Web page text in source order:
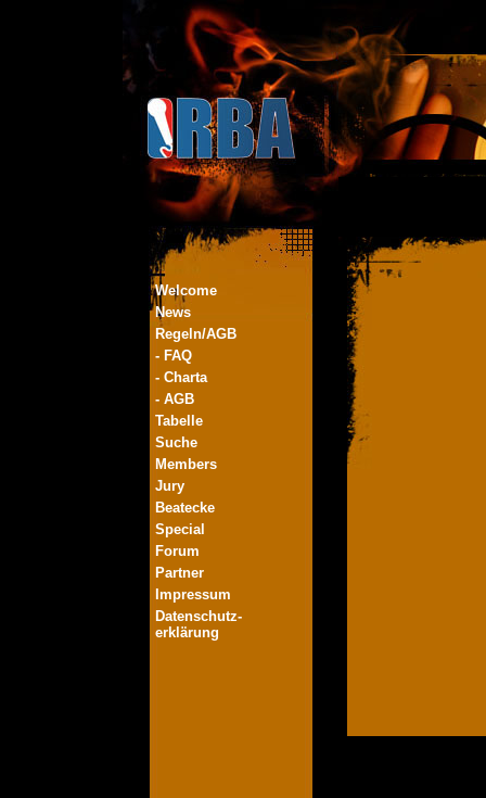
Welcome
News
Regeln/AGB
- FAQ
- Charta
- AGB
Tabelle
Suche
Members
Jury
Beatecke
Special
Forum
Partner
Impressum
Datenschutz-
erklärung